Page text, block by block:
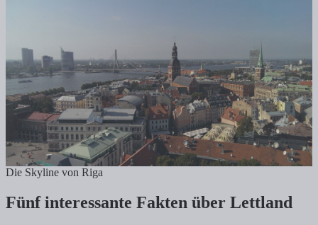
Die Skyline von Riga
Fünf interessante Fakten über Lettland